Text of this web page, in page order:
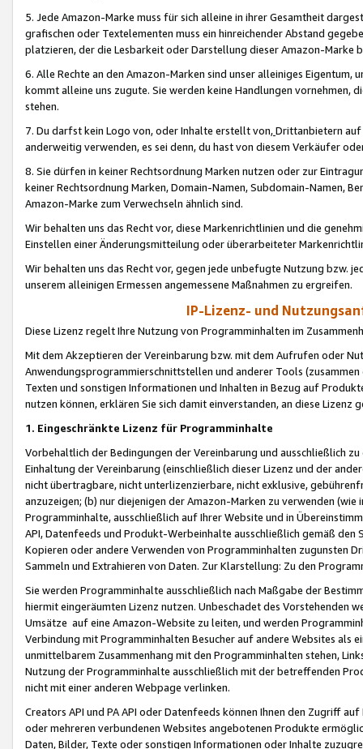
5. Jede Amazon-Marke muss für sich alleine in ihrer Gesamtheit
grafischen oder Textelementen muss ein hinreichender Abstand
platzieren, der die Lesbarkeit oder Darstellung dieser Amazon-Marke
6. Alle Rechte an den Amazon-Marken sind unser alleiniges
kommt alleine uns zugute. Sie werden keine Handlungen vornehmen,
stehen.
7. Du darfst kein Logo von, oder Inhalte erstellt von,Drittanbietern auf
anderweitig verwenden, es sei denn, du hast von diesem Verkäufer
8. Sie dürfen in keiner Rechtsordnung Marken nutzen oder zur
keiner Rechtsordnung Marken, Domain-Namen, Subdomain-Namen,
Amazon-Marke zum Verwechseln ähnlich sind.
Wir behalten uns das Recht vor, diese Markenrichtlinien und die
Einstellen einer Änderungsmitteilung oder überarbeiteter
Wir behalten uns das Recht vor, gegen jede unbefugte Nutzung bzw.
unserem alleinigen Ermessen angemessene Maßnahmen zu ergreifen.
IP-Lizenz- und
Diese Lizenz regelt Ihre Nutzung von Programminhalten im
Mit dem Akzeptieren der Vereinbarung bzw. mit dem Aufrufen oder
Anwendungsprogrammierschnittstellen und anderer Tools (zusammen
Texten und sonstigen Informationen und Inhalten in Bezug auf
nutzen können, erklären Sie sich damit einverstanden, an diese Lizenz
1. Eingeschränkte Lizenz für Programminhalte
Vorbehaltlich der Bedingungen der Vereinbarung und ausschließlich
Einhaltung der Vereinbarung (einschließlich dieser Lizenz und der
nicht übertragbare, nicht unterlizenzierbare, nicht exklusive,
anzuzeigen; (b) nur diejenigen der Amazon-Marken zu verwenden
Programminhalte, ausschließlich auf Ihrer Website und in
API, Datenfeeds und Produkt-Werbeinhalte ausschließlich gemäß
Kopieren oder andere Verwenden von Programminhalten zugunsten
Sammeln und Extrahieren von Daten. Zur Klarstellung: Zu den
Sie werden Programminhalte ausschließlich nach Maßgabe der
hiermit eingeräumten Lizenz nutzen. Unbeschadet des Vorstehenden
Umsätze auf eine Amazon-Website zu leiten, und werden
Verbindung mit Programminhalten Besucher auf andere Websites als
unmittelbarem Zusammenhang mit den Programminhalten stehen,
Nutzung der Programminhalte ausschließlich mit der betreffenden
nicht mit einer anderen Webpage verlinken.
Creators API und PA API oder Datenfeeds können Ihnen den Zugriff
oder mehreren verbundenen Websites angebotenen Produkte
Daten, Bilder, Texte oder sonstigen Informationen oder Inhalte